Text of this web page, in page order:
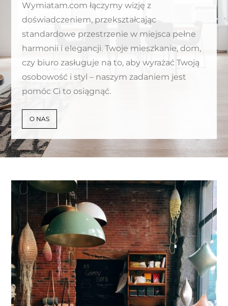
Wymiatam.com łączymy wizję z
doświadczeniem, przekształcając
standardowe przestrzenie w miejsca pełne
harmonii i elegancji. Twoje mieszkanie, dom,
czy biuro zasługuje na to, aby wyrażać Twoją
osobowość i styl – naszym zadaniem jest
pomóc Ci to osiągnąć.
O NAS